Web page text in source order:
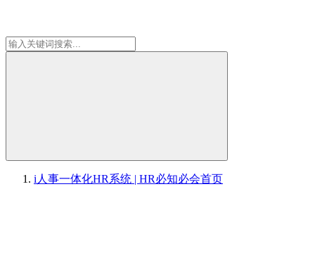
i人事一体化HR系统 | HR必知必会首页